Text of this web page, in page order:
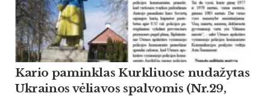
Kario paminklas Kurkliuose nudažytas
Ukrainos vėliavos spalvomis (Nr.29,